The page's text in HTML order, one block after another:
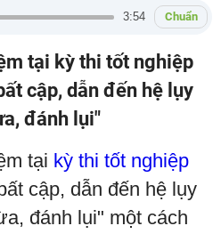
3:54 Chuẩn
tại kỳ thi tốt nghiệp
cập, dẫn đến hệ lụy
đánh lụi"
tại kỳ thi tốt nghiệp
cập, dẫn đến hệ lụy
đánh lụi" một cách